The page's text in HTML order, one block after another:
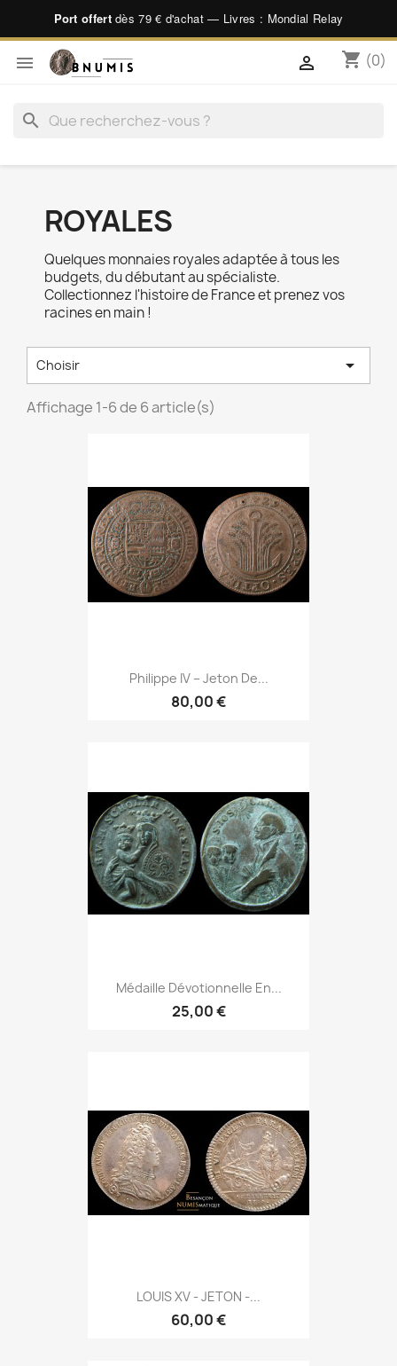
Port offertdès 79 € d'achat — Livres : Mondial Relay
 shopping_cart (0)

search
ROYALES
Quelques monnaies royales adaptée à tous les
budgets, du débutant au spécialiste.
Collectionnez l'histoire de France et prenez vos
racines en main !
Choisir 
Affichage 1-6 de 6 article(s)
Philippe IV – Jeton De...
80,00 €
Médaille Dévotionnelle En...
25,00 €
LOUIS XV - JETON -...
60,00 €